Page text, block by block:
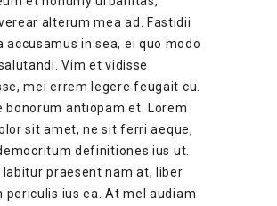
alterum mea ad. Fastidii
accusamus in sea, ei quo modo
Vim et vidisse
mei errem legere feugait cu.
bonorum antiopam et. Lorem
sit amet, ne sit ferri aeque,
definitiones ius ut.
labitur praesent nam at, liber
periculis ius ea. At mel audiam